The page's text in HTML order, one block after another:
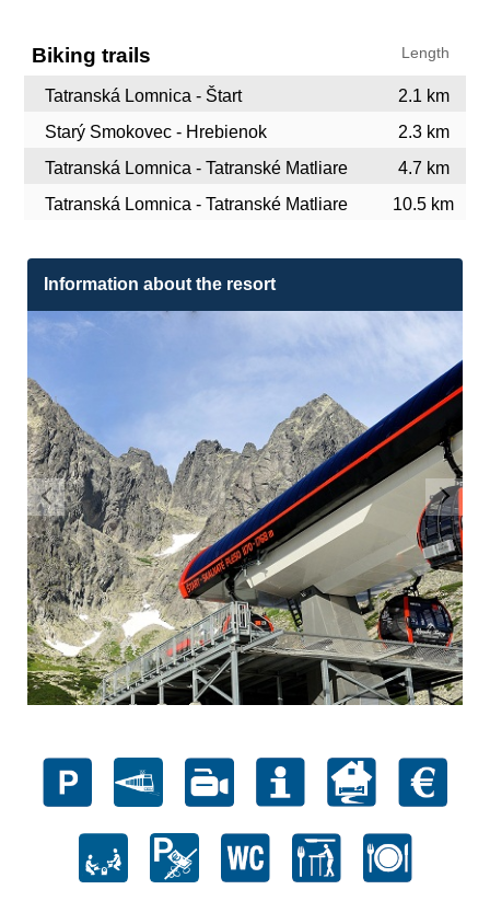
Biking trails Length
Tatranská Lomnica - Štart
2.1 km
Starý Smokovec - Hrebienok
2.3 km
Tatranská Lomnica - Tatranské Matliare
4.7 km
Tatranská Lomnica - Tatranské Matliare
10.5 km
Information about the resort